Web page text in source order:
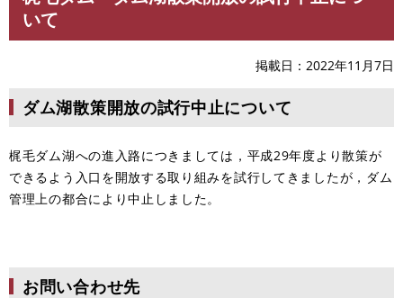
で
いて
掲載日 2022年11月7日
ダム湖散策開放の試行中止について
梶毛ダム湖への進入路につきましては，平成29年度より散策が
できるよう入口を開放する取り組みを試行してきましたが，ダム
管理上の都合により中止しました。
お問い合わせ先